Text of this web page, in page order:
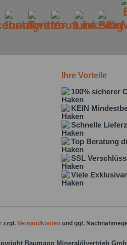
Ihre Vorteile
100% sicherer
KEIN
Schnelle
Top Beratung
SSL
Viele
zzgl. Versandkosten und ggf.
Baumann Mineralölvertrieb